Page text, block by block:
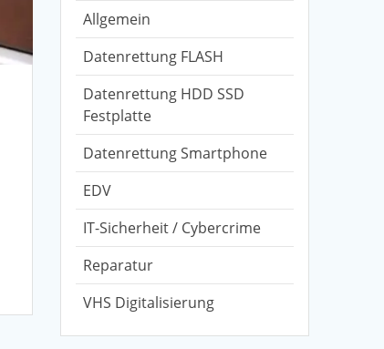
Allgemein
Datenrettung FLASH
Datenrettung HDD SSD
Festplatte
Datenrettung Smartphone
EDV
IT-Sicherheit / Cybercrime
Reparatur
VHS Digitalisierung